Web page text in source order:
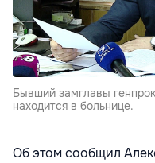
Бывший замглавы
находится в больнице.
Об этом сообщил